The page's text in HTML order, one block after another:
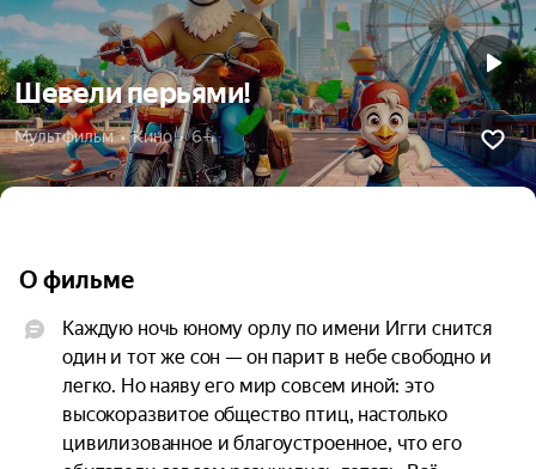
Шевели перьями!
Мультфильм  •  Кино  •  6+
О фильме
Каждую ночь юному орлу по имени Игги снится
один и тот же сон — он парит в небе свободно и
легко. Но наяву его мир совсем иной: это
высокоразвитое общество птиц, настолько
цивилизованное и благоустроенное, что его